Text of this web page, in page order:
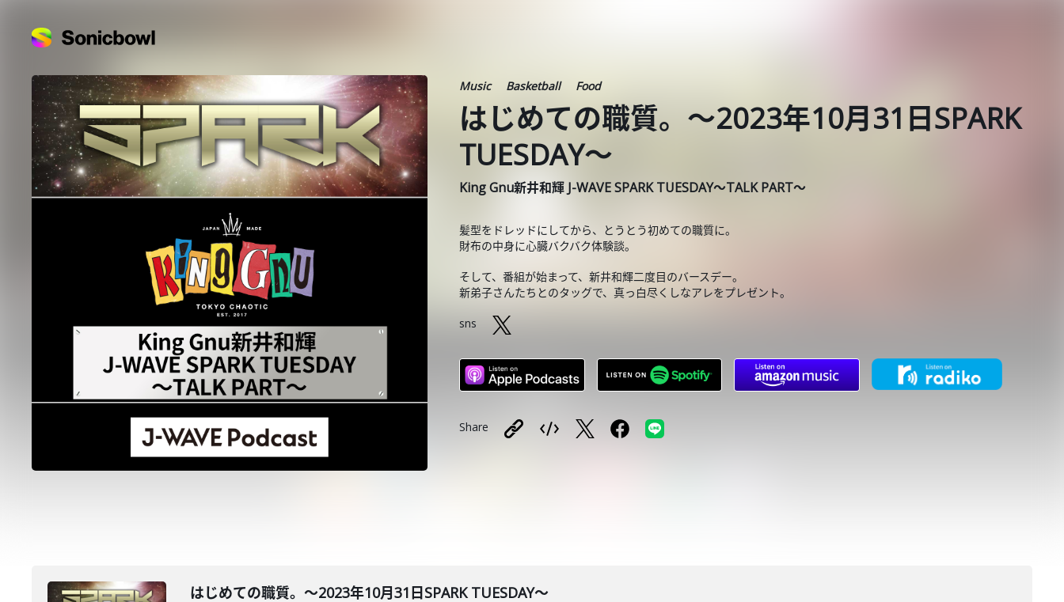
Music Basketball Food
はじめての職質。～2023年10月31日SPARK
TUESDAY～
King Gnu新井和輝 J-WAVE SPARK TUESDAY～TALK PART～
髪型をドレッドにしてから、とうとう初めての職質に。
財布の中身に心臓バクバク体験談。
そして、番組が始まって、新井和輝二度目のバースデー。
新弟子さんたちとのタッグで、真っ白尽くしなアレをプレゼント。
sns
Share
はじめての職質。～2023年10月31日SPARK TUESDAY～